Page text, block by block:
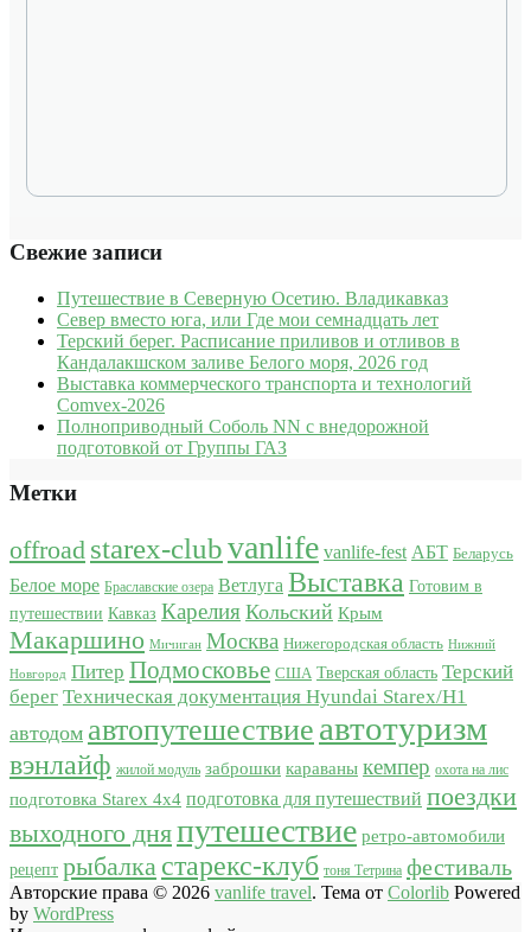
Свежие записи
Путешествие в Северную Осетию. Владикавказ
Север вместо юга, или Где мои семнадцать лет
Терский берег. Расписание приливов и отливов в
Кандалакшском заливе Белого моря, 2026 год
Выставка коммерческого транспорта и технологий
Comvex-2026
Полноприводный Соболь NN с внедорожной
подготовкой от Группы ГАЗ
Метки
offroad starex-clubvanlife vanlife-fest АБТ Беларусь
Белое море Браславские озера Ветлуга Выставка Готовим в
путешествии Кавказ Карелия Кольский Крым
Макаршино Мичиган Москва Нижегородская область Нижний
Новгород Питер Подмосковье США Тверская область Терский
берег Техническая документация Hyundai Starex/H1
автодом автопутешествие автотуризм
вэнлайф жилой модуль заброшки караваны кемпер охота на лис
подготовка Starex 4x4 подготовка для путешествий поездки
выходного дняпутешествие ретро-автомобили
рецепт рыбалка старекс-клуб тоня Тетрина фестиваль
Авторские права © 2026 vanlife travel. Тема от Colorlib Powered
by WordPress